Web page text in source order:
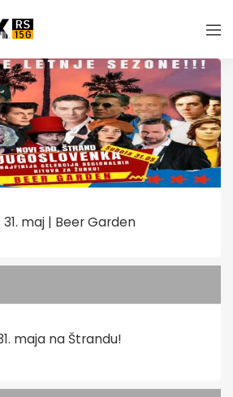
maj | Beer Garden
maja na Štrandu!